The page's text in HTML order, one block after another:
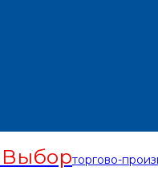
Выборторгово-